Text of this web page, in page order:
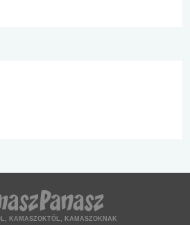
KAMASZOKTÓL, KAMASZOKNAK